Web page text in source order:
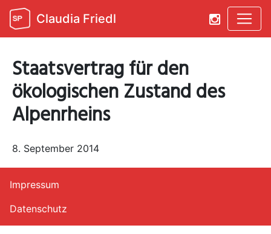
Claudia Friedl
Staatsvertrag für den
ökologischen Zustand des
Alpenrheins
8. September 2014
Impressum
Datenschutz